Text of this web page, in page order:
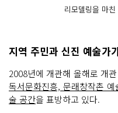
리모델링을 마
지역 주민과 신진 예술가
2008년에 개관해 올해로 개
독서문화진흥, 문래창작촌
술 공간을 표방하고 있다.